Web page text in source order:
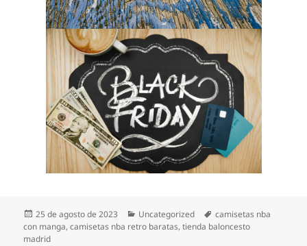
Publicado
el
25 de agosto de 2023 Categorías
Uncategorized Etiquetas
camisetas nba
con manga,camisetas nba retro baratas,tienda baloncesto
madrid